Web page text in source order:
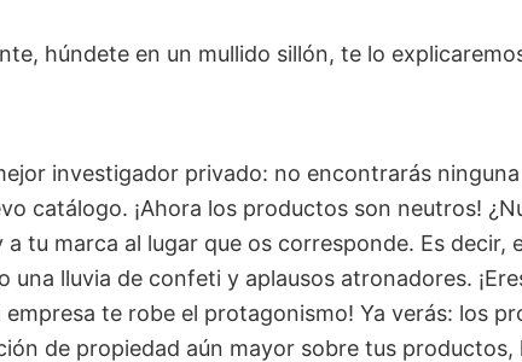
húndete en un mullido sillón, te lo
investigador privado: no encontrarás
catálogo. ¡Ahora los productos son neutros!
tu marca al lugar que os corresponde. Es decir,
una lluvia de confeti y aplausos atronadores.
te robe el protagonismo! Ya verás: los
de propiedad aún mayor sobre tus productos,